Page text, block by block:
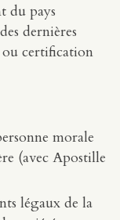
du pays
dernières
ou certification
morale
(avec Apostille
légaux de la